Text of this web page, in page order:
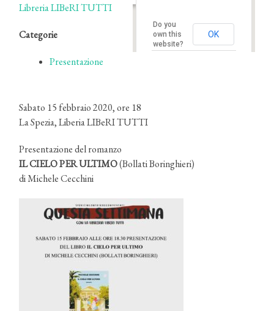
Do you
own this
website?
OK
Libreria LIBeRI TUTTI
Categorie
Presentazione
Sabato 15 febbraio 2020, ore 18
La Spezia, Liberia LIBeRI TUTTI
Presentazione del romanzo
IL CIELO PER ULTIMO(Bollati Boringhieri)
di Michele Cecchini